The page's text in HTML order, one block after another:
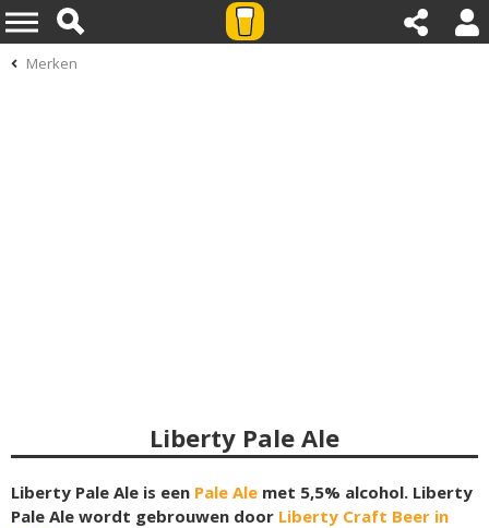
Merken
Liberty Pale Ale
Liberty Pale Ale is een Pale Ale met 5,5% alcohol. Liberty
Pale Ale wordt gebrouwen door Liberty Craft Beer in